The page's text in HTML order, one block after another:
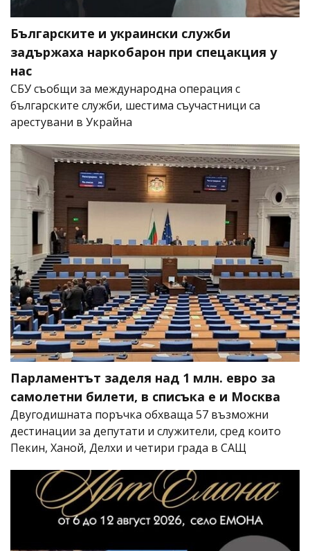
Българските и украински служби
задържаха наркобарон при спецакция у
нас
СБУ съобщи за международна операция с
българските служби, шестима съучастници са
арестувани в Украйна
Парламентът заделя над 1 млн. евро за
самолетни билети, в списъка е и Москва
Двугодишната поръчка обхваща 57 възможни
дестинации за депутати и служители, сред които
Пекин, Ханой, Делхи и четири града в САЩ